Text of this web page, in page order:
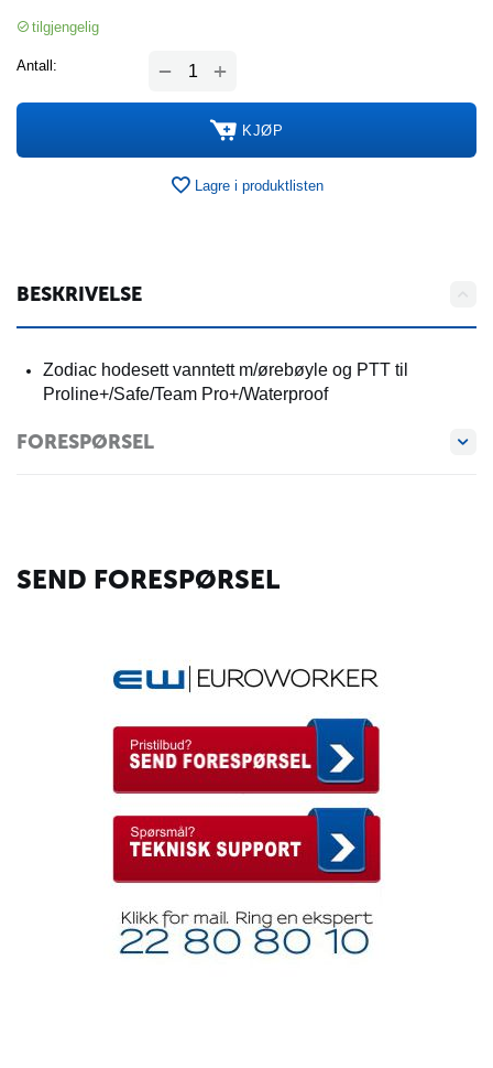
tilgjengelig
Antall: +
−
KJØP
Lagre i produktlisten
BESKRIVELSE
Zodiac hodesett vanntett m/ørebøyle og PTT til
Proline+/Safe/Team Pro+/Waterproof
FORESPØRSEL
SEND FORESPØRSEL